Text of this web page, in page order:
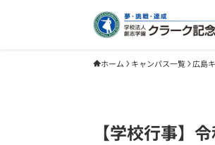
ホーム キャンパス一覧 広島
【学校行事】